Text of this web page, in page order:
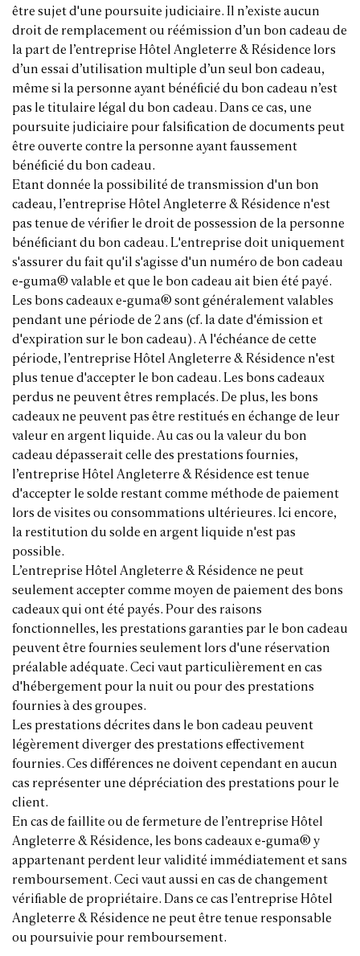
être sujet d'une poursuite judiciaire. Il n’existe aucun
droit de remplacement ou réémission d’un bon cadeau de
la part de l’entreprise Hôtel Angleterre & Résidence lors
d’un essai d’utilisation multiple d’un seul bon cadeau,
même si la personne ayant bénéficié du bon cadeau n’est
pas le titulaire légal du bon cadeau. Dans ce cas, une
poursuite judiciaire pour falsification de documents peut
être ouverte contre la personne ayant faussement
bénéficié du bon cadeau.
Etant donnée la possibilité de transmission d'un bon
cadeau, l’entreprise Hôtel Angleterre & Résidence n'est
pas tenue de vérifier le droit de possession de la personne
bénéficiant du bon cadeau. L'entreprise doit uniquement
s'assurer du fait qu'il s'agisse d'un numéro de bon cadeau
e-guma® valable et que le bon cadeau ait bien été payé.
Les bons cadeaux e-guma® sont généralement valables
pendant une période de 2 ans (cf. la date d'émission et
d'expiration sur le bon cadeau). A l'échéance de cette
période, l’entreprise Hôtel Angleterre & Résidence n'est
plus tenue d'accepter le bon cadeau. Les bons cadeaux
perdus ne peuvent êtres remplacés. De plus, les bons
cadeaux ne peuvent pas être restitués en échange de leur
valeur en argent liquide. Au cas ou la valeur du bon
cadeau dépasserait celle des prestations fournies,
l’entreprise Hôtel Angleterre & Résidence est tenue
d'accepter le solde restant comme méthode de paiement
lors de visites ou consommations ultérieures. Ici encore,
la restitution du solde en argent liquide n'est pas
possible.
L’entreprise Hôtel Angleterre & Résidence ne peut
seulement accepter comme moyen de paiement des bons
cadeaux qui ont été payés. Pour des raisons
fonctionnelles, les prestations garanties par le bon cadeau
peuvent être fournies seulement lors d'une réservation
préalable adéquate. Ceci vaut particulièrement en cas
d'hébergement pour la nuit ou pour des prestations
fournies à des groupes.
Les prestations décrites dans le bon cadeau peuvent
légèrement diverger des prestations effectivement
fournies. Ces différences ne doivent cependant en aucun
cas représenter une dépréciation des prestations pour le
client.
En cas de faillite ou de fermeture de l’entreprise Hôtel
Angleterre & Résidence, les bons cadeaux e-guma® y
appartenant perdent leur validité immédiatement et sans
remboursement. Ceci vaut aussi en cas de changement
vérifiable de propriétaire. Dans ce cas l’entreprise Hôtel
Angleterre & Résidence ne peut être tenue responsable
ou poursuivie pour remboursement.